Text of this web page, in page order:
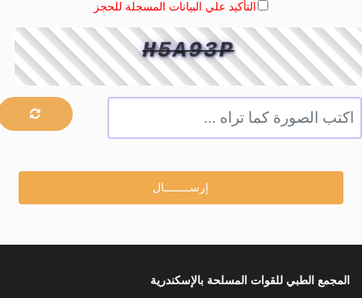
التأكيد علي البيانات المسجلة للحجز
H5A93P
المجمع الطبي للقوات المسلحة بالإسكندرية